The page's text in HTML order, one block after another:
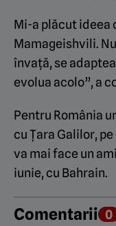
Mi-a plăcut ideea
Mamageishvili.
învață, se
evolua acolo”, a
Pentru România
cu Țara Galilor,
va mai face un
iunie, cu Bahrain.
Comentarii 0